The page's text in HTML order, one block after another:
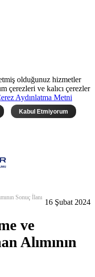
olduğunuz hizmetler
çerezleri ve kalıcı çerezler
Aydınlatma Metni
Kabul Etmiyorum
Sonuç İlanı
16 Şubat 2024
ve
Alımının